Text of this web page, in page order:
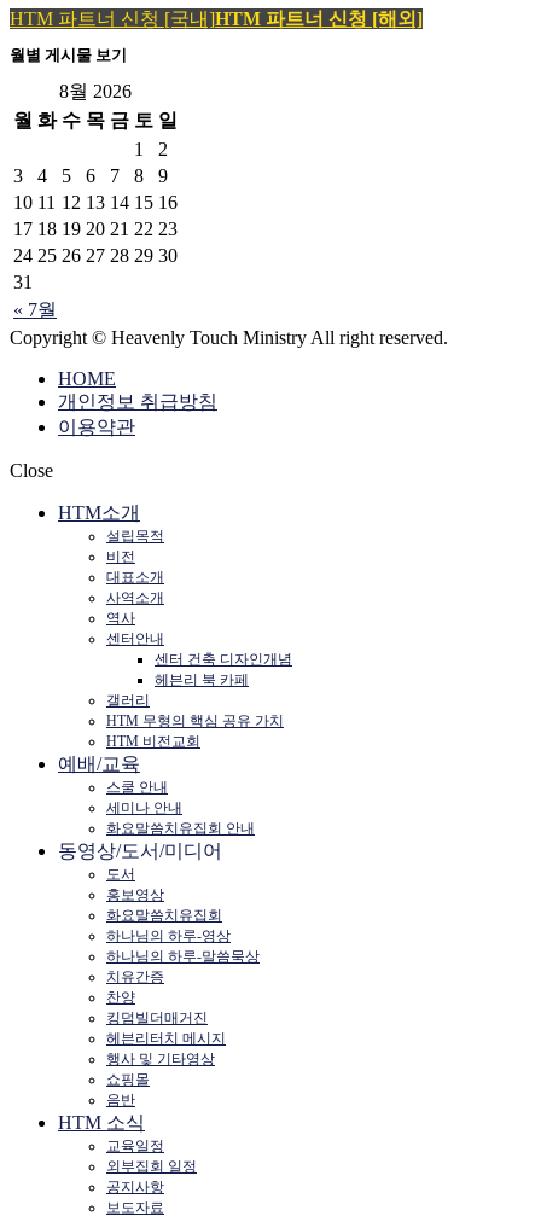
HTM 파트너 신청 [국내]HTM 파트너 신청 [해외]
월별 게시물 보기
8월 2026
월 화 수 목 금 토 일
« 7월
1
2
3
4 5 6 7 8
9
10 11 12 13 14 15 16
17 18 19 20 21 22 23
24 25 26 27 28 29 30
31
Copyright © Heavenly Touch Ministry All right reserved.
HOME
개인정보 취급방침
이용약관
Close
HTM소개
설립목적
비전
대표소개
사역소개
역사
센터안내
센터 건축 디자인개념
헤븐리 북 카페
갤러리
HTM 무형의 핵심 공유 가치
HTM 비전교회
예배/교육
스쿨 안내
세미나 안내
화요말씀치유집회 안내
동영상/도서/미디어
도서
홍보영상
화요말씀치유집회
하나님의 하루-영상
하나님의 하루-말씀묵상
치유간증
찬양
킹덤빌더매거진
헤븐리터치 메시지
행사 및 기타영상
쇼핑몰
음반
HTM 소식
교육일정
외부집회 일정
공지사항
보도자료